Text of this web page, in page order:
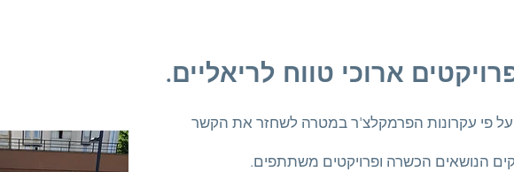
ארוכי טווח לריאליים.
על פי עקרונות הפרמקלצ'ר במטרה לשחזר את הקשר
הנושאים הכשרה ופרויקטים משתתפים.